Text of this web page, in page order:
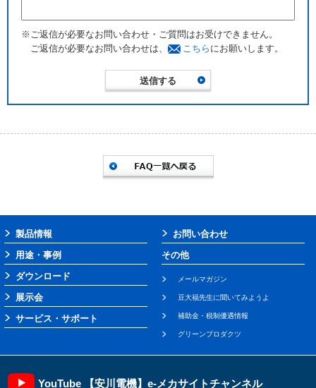
※ご返信が必要なお問い合わせ・ご質問はお受けできません。
ご返信が必要なお問い合わせは、
こちら にお願いします。
製品情報
用途・事例
ダウンロード
展示会
サービス・サポート
お問い合わせ
その他
メールマガジン
豆大福先生に聞いてみようよ
補助金・税制優遇情報
グリーンプロダクツ
YouTube 【安川電機】e-メカサイトチャンネル